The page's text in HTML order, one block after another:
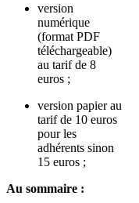
version
numérique
(format PDF
téléchargeable)
au tarif de 8
euros ;
version papier au
tarif de 10 euros
pour les
adhérents sinon
15 euros ;
Au sommaire :